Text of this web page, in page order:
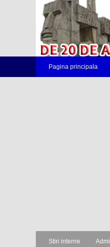
Pagina principala
Stiri interne